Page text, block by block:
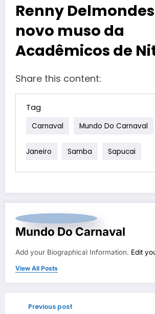
Renny
novo muso da
Acadêmicos de
Share this content:
Tag
Carnaval Mundo Do Carnaval
Janeiro Samba Sapucai
Mundo Do Carnaval
Add your Biographical Information. Edit
View All Posts
Previous post